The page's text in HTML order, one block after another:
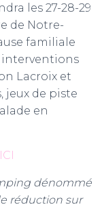
les 27-28-29
de Notre-
familiale
interventions
Lacroix et
jeux de piste
en
dénommé
réduction sur